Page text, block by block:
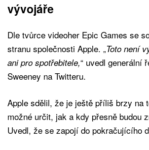
vývojáře
Dle tvůrce videoher Epic Games se
stranu společnosti Apple. „Toto není
ani pro spotřebitele,“ uvedl generální
Sweeney na Twitteru.
Apple sdělil, že je ještě příliš brzy na
možné určit, jak a kdy přesně budou
Uvedl, že se zapojí do pokračujícího